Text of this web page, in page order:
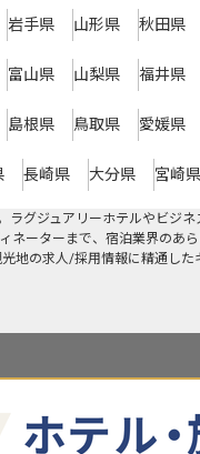
岩手県 山形県 秋田県
富山県 山梨県 福井県
島根県 鳥取県 愛媛県
長崎県 大分県 宮崎県
ラグジュアリーホテルやビジ
ネーターまで、宿泊業界の
地の求人/採用情報に精通し